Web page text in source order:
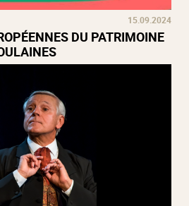
15.09.2024
DU PATRIMOINE